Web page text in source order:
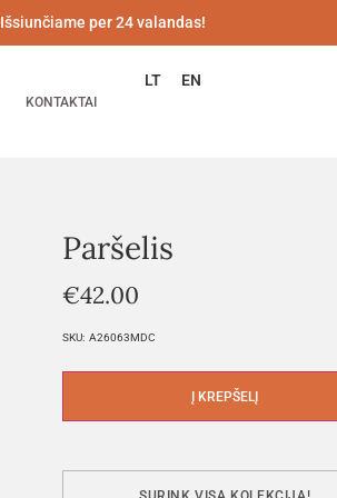
Išsiunčiame per 24 valandas!
KONTAKTAI
LT EN
Paršelis
€42.00
SKU: A26063MDC
Į KREPŠELĮ